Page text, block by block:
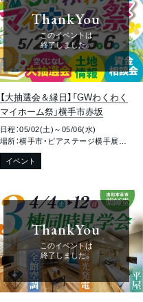
ThankYou
このイベントは
終了しました。
【大抽選会＆縁日】「GWわくわく
マイホーム祭」横手市赤坂
日程：05/02(土)～05/06(水)
イベント
ThankYou
このイベントは
終了しました。